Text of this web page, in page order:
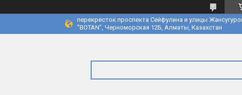
перекресток проспекта Сейфулина и улицы
"BOTAN", Черноморская 12Б, Алматы, Казахстан